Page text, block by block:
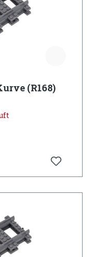
(R168)